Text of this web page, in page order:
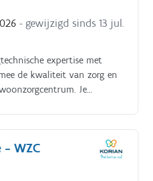
in functie van
correct en volgt
overleg met het team.
- gewijzigd sinds 13 jul.
expertise met
de kwaliteit van zorg en
Je
op en bewaakt de
en rapporteert
bent
- WZC